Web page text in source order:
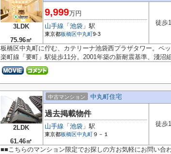
3LDK
75.96㎡
9,999万円
山手線 「 池袋 」駅
東京都板橋区中丸町9-3
徒歩
板橋区中丸町に佇む、カテリーナ池袋西プラザタワー。ペ
楽町線「要町」駅徒歩11分。2001年築の新耐震基準、淺沼
2LDK
61.46㎡
中古マンション 中丸町住宅
過去掲載物件
山手線 「 池袋 」駅
東京都板橋区中丸町 ９－１
徒歩
■■こちらのマンション限定でお探しの方お気軽にお問い合